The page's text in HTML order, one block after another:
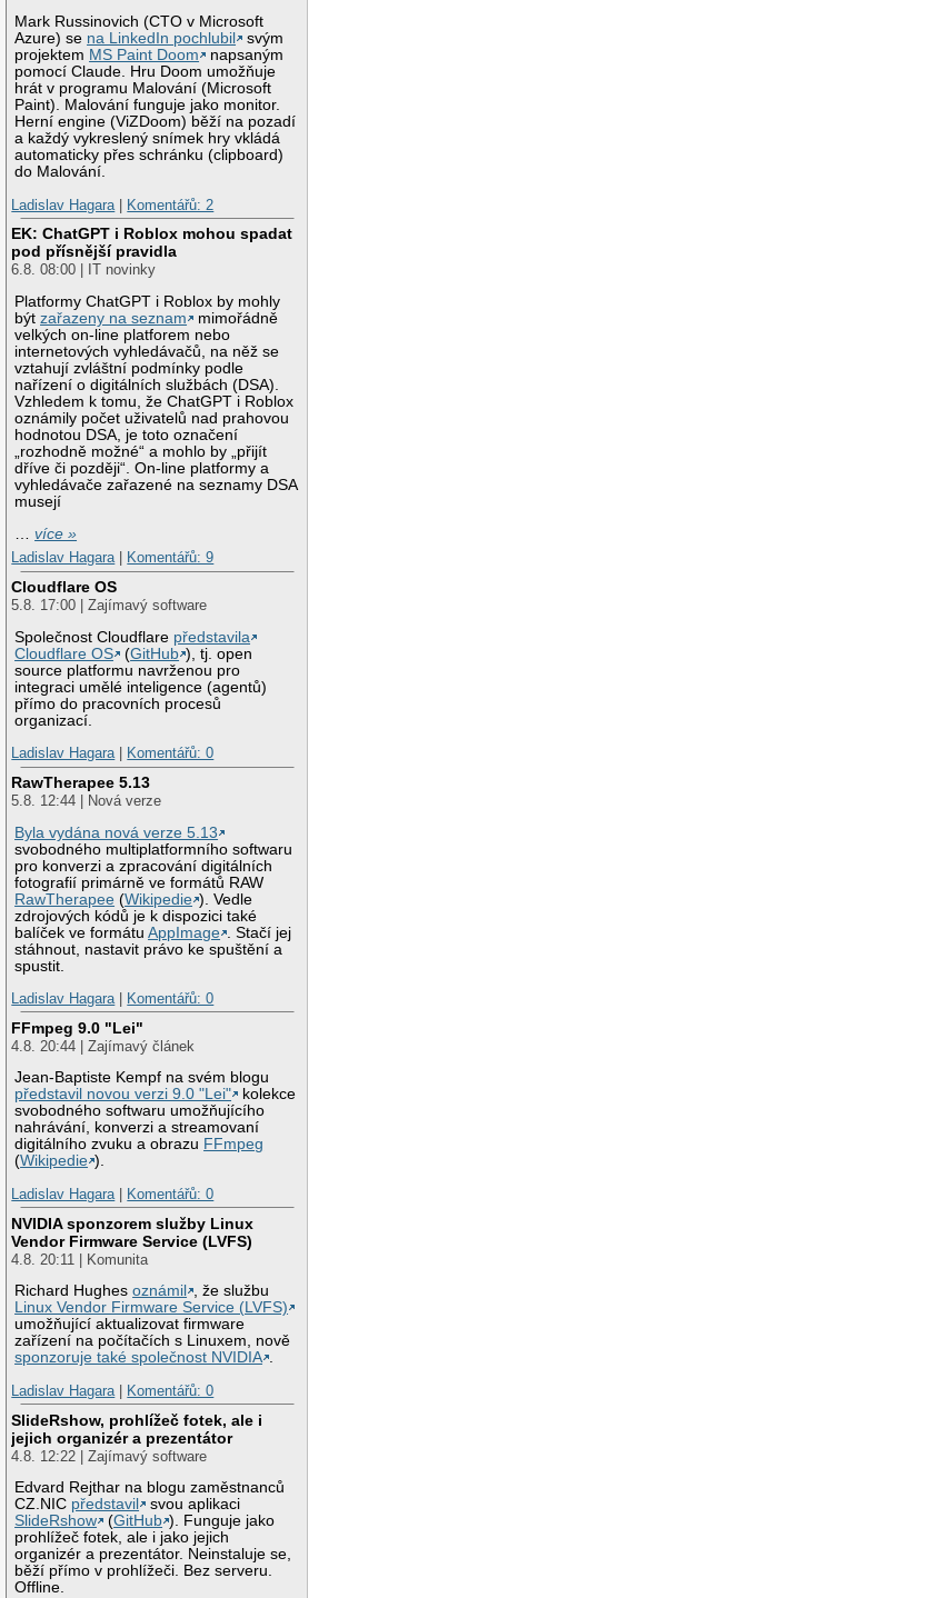
Mark Russinovich (CTO v Microsoft
Azure) se na LinkedIn pochlubil
svým
projektem MS Paint Doom
napsaným
pomocí Claude. Hru Doom umožňuje
hrát v programu Malování (Microsoft
Paint). Malování funguje jako monitor.
Herní engine (ViZDoom) běží na pozadí
a každý vykreslený snímek hry vkládá
automaticky přes schránku (clipboard)
do Malování.
Ladislav Hagara
Komentářů: 2
EK: ChatGPT i Roblox mohou spadat
pod přísnější pravidla
6.8. 08:00 | IT novinky
Platformy ChatGPT i Roblox by mohly
býtzařazeny na seznam
mimořádně
velkých on-line platforem nebo
internetových vyhledávačů, na něž se
vztahují zvláštní podmínky podle
nařízení o digitálních službách (DSA).
Vzhledem k tomu, že ChatGPT i Roblox
oznámily počet uživatelů nad prahovou
hodnotou DSA, je toto označení
„rozhodně možné“ a mohlo by „přijít
dříve či později“. On-line platformy a
vyhledávače zařazené na seznamy DSA
musejí
…více »
Ladislav Hagara| Komentářů: 9
Cloudflare OS
5.8. 17:00 | Zajímavý software
Společnost Cloudflare představila
Cloudflare OS
(GitHub ), tj. open
source platformu navrženou pro
integraci umělé inteligence (agentů)
přímo do pracovních procesů
organizací.
Ladislav Hagara| Komentářů: 0
RawTherapee 5.13
5.8. 12:44 | Nová verze
Byla vydána nová verze 5.13
svobodného multiplatformního softwaru
pro konverzi a zpracování digitálních
fotografií primárně ve formátů RAW
RawTherapee (Wikipedie ). Vedle
zdrojových kódů je k dispozici také
balíček ve formátuAppImage
. Stačí jej
stáhnout, nastavit právo ke spuštění a
spustit.
Ladislav Hagara| Komentářů: 0
FFmpeg 9.0 "Lei"
4.8. 20:44 | Zajímavý článek
Jean-Baptiste Kempf na svém blogu
představil novou verzi 9.0 "Lei"
kolekce
svobodného softwaru umožňujícího
nahrávání, konverzi a streamovaní
digitálního zvuku a obrazu FFmpeg
(Wikipedie ).
Ladislav Hagara| Komentářů: 0
NVIDIA sponzorem služby Linux
Vendor Firmware Service (LVFS)
4.8. 20:11 | Komunita
Richard Hughesoznámil
, že službu
Linux Vendor Firmware Service (LVFS)
umožňující aktualizovat firmware
zařízení na počítačích s Linuxem, nově
sponzoruje také společnost NVIDIA .
Ladislav Hagara| Komentářů: 0
SlideRshow, prohlížeč fotek, ale i
jejich organizér a prezentátor
4.8. 12:22 | Zajímavý software
Edvard Rejthar na blogu zaměstnanců
CZ.NIC představil
svou aplikaci
SlideRshow
(GitHub ). Funguje jako
prohlížeč fotek, ale i jako jejich
organizér a prezentátor. Neinstaluje se,
běží přímo v prohlížeči. Bez serveru.
Offline.